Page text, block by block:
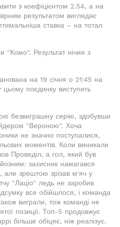
з коефіцієнтом 2.54, а на
результатом виглядає
ставка – на тотал
"Комо". Результат нічия з
на 19 січня о 21:45 на
цьому поєдинку виступить
безвиграшну серію, здобувши
"Вероною". Хоча
не значно поступалися,
моментів. Коли виникали
Проведіл, а гол, який був
захисник намагався
але зрештою зрізав м'яч у
"Лаціо" ледь не заробив
все обійшлося, і команда
виграли, тож команді не
позиції. Топ-5 продовжує
більше обіцяє, ніж реалізує.